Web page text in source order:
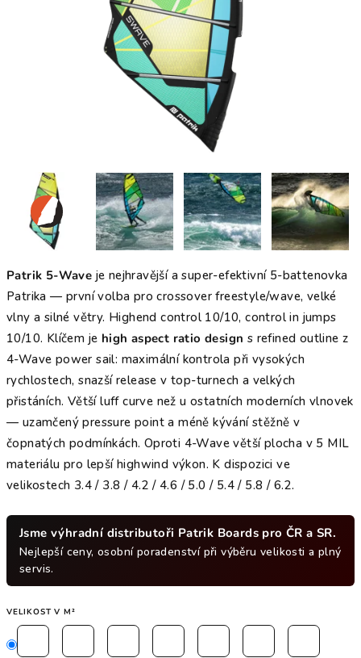
Patrik 5-Wave je nejhravější a super-efektivní 5-battenovka
Patrika — první volba pro crossover freestyle/wave, velké
vlny a silné větry. Highend control 10/10, control in jumps
10/10. Klíčem je high aspect ratio design s refined outline z
4-Wave power sail: maximální kontrola při vysokých
rychlostech, snazší release v top-turnech a velkých
přistáních. Větší luff curve než u ostatních moderních vlnovek
— uzamčený pressure point a méně kývání stěžně v
čopnatých podmínkách. Oproti 4-Wave větší plocha v 5 MIL
materiálu pro lepší highwind výkon. K dispozici ve
velikostech 3.4 / 3.8 / 4.2 / 4.6 / 5.0 / 5.4 / 5.8 / 6.2.
Jsme výhradní distributoři Patrik Boards pro ČR a SR.
Nejlepší ceny, osobní poradenství při výběru velikosti a plný
servis.
VELIKOST V M²